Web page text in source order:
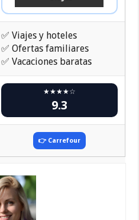
✅ Viajes y hoteles
✅ Ofertas familiares
✅ Vacaciones baratas
★★★★☆
9.3
👉 Carrefour